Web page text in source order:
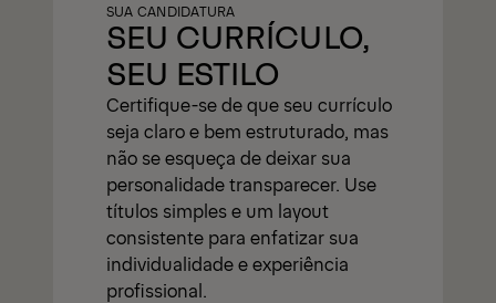
SEU CURRÍCULO,
SEU ESTILO
SUA CANDIDATURA
Certifique-se de que seu currículo
seja claro e bem estruturado, mas
não se esqueça de deixar sua
personalidade transparecer. Use
títulos simples e um layout
consistente para enfatizar sua
individualidade e experiência
profissional.